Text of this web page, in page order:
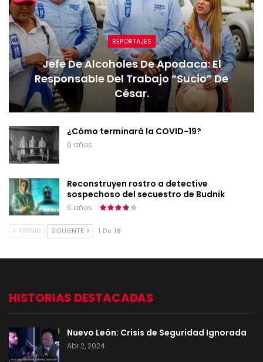
REPORTAJES
Jefe De Alcoholes De Apodaca: El
Responsable Del Trabajo “sucio” De
César.
¿Cómo terminará la COVID-19?
6 años
Reconstruyen rostro a detective
sospechoso del secuestro de Budnik
6 años
PREVIO SIGUIENTE 1 De 18
HISTORIAS DESTACADAS
Nuevo León: Crisis de Seguridad Ignorada
Abr 2, 2024